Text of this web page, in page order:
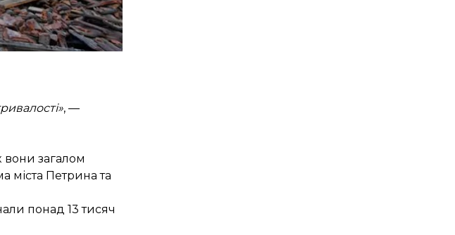
, —
загалом
міста Петрина та
понад 13 тисяч